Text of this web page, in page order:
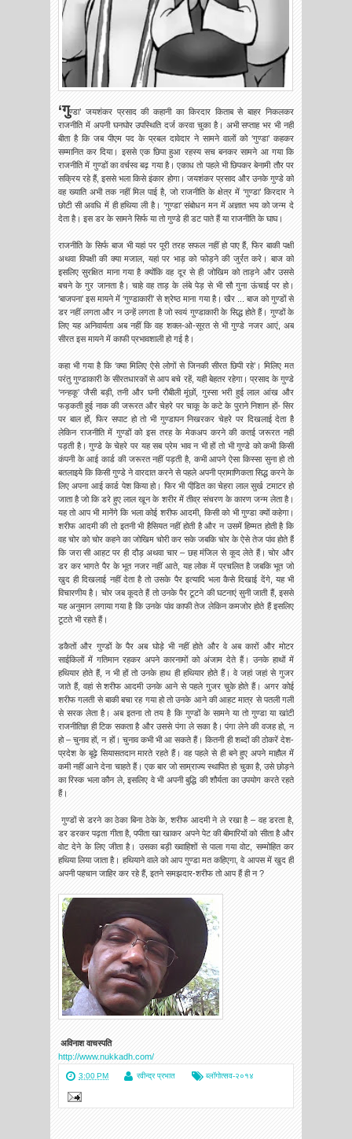
‘गुण्‍डा’ जयशंकर प्रसाद की कहानी का किरदार किताब से बाहर निकलकर
राजनीति में अपनी घनघोर उपस्थिति दर्ज करवा चुका है। अभी सप्‍ताह भर भी नहीं
बीता है कि जब पीएम पद के प्रबल दावेदार ने सामने वालों को ‘गुण्‍डा’ कहकर
सम्‍मानित कर दिया। इससे एक छिपा हुआ रहस्‍य सच बनकर सामने आ गया कि
राजनीति में गुण्‍डों का वर्चस्‍व बढ़ गया है। एकाध तो पहले भी छिपकर बेनामी तौर पर
सक्रिय रहे हैं, इससे भला किसे इंकार होगा। जयशंकर प्रसाद और उनके गुण्‍डे को
वह ख्‍याति अभी तक नहीं मिल पाई है, जो राजनीति के क्षेत्र में ‘गुण्‍डा’ किरदार ने
छोटी सी अवधि में ही हथिया ली है। ‘गुण्‍डा’ संबोधन मन में अज्ञात भय को जन्‍म दे
देता है। इस डर के सामने सिर्फ या तो गुण्‍डे ही डट पाते हैं या राजनीति के घाघ।
राजनीति के सिर्फ बाज भी यहां पर पूरी तरह सफल नहीं हो पाए हैं, फिर बाकी पक्षी
अथवा विपक्षी की क्‍या मजाल, यहां पर भाड़ को फोड़ने की जुर्रत करे। बाज को
इसलिए सुरक्षित माना गया है क्‍योंकि वह दूर से ही जोखिम को ताड़ने और उससे
बचने के गुर जानता है। चाहे वह ताड़ के लंबे पेड़ से भी सौ गुना ऊंचाई पर हो।
‘बाजपना’ इस मायने में ‘गुण्‍डाकारी’ से श्रेष्‍ठ माना गया है। खैर ... बाज को गुण्‍डों से
डर नहीं लगता और न उन्‍हें लगता है जो स्‍वयं गुण्‍डाकारी के सिद्ध होते हैं। गुण्‍डों के
लिए यह अनिवार्यता अब नहीं कि वह शक्‍ल-ओ-सूरत से भी गुण्‍डे नजर आएं, अब
सीरत इस मायने में काफी प्रभावशाली हो गई है।
कहा भी गया है कि ‘क्‍या मिलिए ऐसे लोगों से जिनकी सीरत छिपी रहे’। मिलिए मत
परंतु गुण्‍डाकारी के सीरतधारकों से आप बचे रहें, यही बेहतर रहेगा। प्रसाद के गुण्‍डे
‘नन्‍हकू’ जैसी बड़ी, तनी और घनी रौबीली मूंछों, गुस्‍सा भरी हुई लाल आंख और
फड़कती हुई नाक की जरूरत और चेहरे पर चाकू के कटे के पुराने निशान हों- सिर
पर बाल हों, फिर सपाट हो तो भी गुण्‍डापन निखरकर चेहरे पर दिखलाई देता है
लेकिन राजनीति में गुण्‍डों को इस तरह के मेकअप करने की कतई जरूरत नहीं
पड़ती है। गुण्‍डे के चेहरे पर यह सब प्रेम भाव न भी हों तो भी गुण्‍डे को कभी किसी
कंपनी के आई कार्ड की जरूरत नहीं पड़ती है, कभी आपने ऐसा किस्‍सा सुना हो तो
बतलाइये कि किसी गुण्‍डे ने वारदात करने से पहले अपनी प्रामाणिकता सिद्ध करने के
लिए अपना आई कार्ड पेश किया हो। फिर भी पीडि़त का चेहरा लाल सुर्ख टमाटर हो
जाता है जो कि डरे हुए लाल खून के शरीर में तीव्र संचरण के कारण जन्‍म लेता है।
यह तो आप भी मानेंगे कि भला कोई शरीफ आदमी, किसी को भी गुण्‍डा क्‍यों कहेगा।
शरीफ आदमी की तो इतनी भी हैसियत नहीं होती है और न उसमें हिम्‍मत होती है कि
वह चोर को चोर कहने का जोखिम चोरी कर सके जबकि चोर के ऐसे तेज पांव होते हैं
कि जरा सी आहट पर ही दौड़ अथवा चार – छह मंजिल से कूद लेते हैं। चोर और
डर कर भागते पैर के भूत नजर नहीं आते, यह लोक में प्रचलित है जबकि भूत जो
खुद ही दिखलाई नहीं देता है तो उसके पैर इत्‍यादि भला कैसे दिखाई देंगे, यह भी
विचारणीय है। चोर जब कूदते हैं तो उनके पैर टूटने की घटनाएं सुनी जाती हैं, इससे
यह अनुमान लगाया गया है कि उनके पांव काफी तेज लेकिन कमजोर होते हैं इसलिए
टूटते भी रहते हैं।
डकैतों और गुण्‍डों के पैर अब घोड़े भी नहीं होते और वे अब कारों और मोटर
साईकिलों में गतिमान रहकर अपने कारनामों को अंजाम देते हैं। उनके हाथों में
हथियार होते हैं, न भी हों तो उनके हाथ ही हथियार होते हैं। वे जहां जहां से गुजर
जाते हैं, वहां से शरीफ आदमी उनके आने से पहले गुजर चुके होते हैं। अगर कोई
शरीफ गलती से बाकी बचा रह गया हो तो उनके आने की आहट मात्र से पतली गली
से सरक लेता है। अब इतना तो तय है कि गुण्‍डों के सामने या तो गुण्‍डा या खांटी
राजनीतिज्ञ ही टिक सकता है और उससे पंगा ले सका है। पंगा लेने की वजह हो, न
हो – चुनाव हों, न हों। चुनाव कभी भी आ सकते हैं। कितनी ही शब्‍दों की ठोकरें देश-
प्रदेश के बूढ़े सियासतदान मारते रहते हैं। वह पहले से ही बने हुए अपने माहौल में
कमी नहीं आने देना चाहते हैं। एक बार जो साम्राज्‍य स्‍थापित हो चुका है, उसे छोड़ने
का रिस्‍क भला कौन ले, इसलिए वे भी अपनी बुद्धि की शौर्यता का उपयोग करते रहते
हैं।
गुण्‍डों से डरने का ठेका बिना ठेके के, शरीफ आदमी ने ले रखा है – वह डरता है,
डर डरकर पढ़ता गीता है, पपीता खा खाकर अपने पेट की बीमारियों को सीता है और
वोट देने के लिए जीता है। उसका बड़ी ख्‍वाहिशों से पाला गया वोट, सम्‍मोहित कर
हथिया लिया जाता है। हथियाने वाले को आप गुण्‍डा मत कहिएगा, वे आपस में खुद ही
अपनी पहचान जाहिर कर रहे हैं, इतने समझदार-शरीफ तो आप हैं ही न ?
अविनाश वाचस्‍पति
http://www.nukkadh.com/
3:00 PM रवीन्द्र प्रभात ब्लॉगोत्सव-२०१४